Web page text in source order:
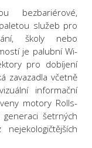
bezbariérové,
služeb pro
školy nebo
je palubní Wi-
pro dobíjení
zavazadla včetně
informační
motory Rolls-
šetrných